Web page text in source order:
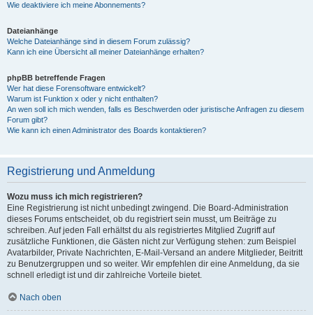
Wie deaktiviere ich meine Abonnements?
Dateianhänge
Welche Dateianhänge sind in diesem Forum zulässig?
Kann ich eine Übersicht all meiner Dateianhänge erhalten?
phpBB betreffende Fragen
Wer hat diese Forensoftware entwickelt?
Warum ist Funktion x oder y nicht enthalten?
An wen soll ich mich wenden, falls es Beschwerden oder juristische Anfragen zu diesem
Forum gibt?
Wie kann ich einen Administrator des Boards kontaktieren?
Registrierung und Anmeldung
Wozu muss ich mich registrieren?
Eine Registrierung ist nicht unbedingt zwingend. Die Board-Administration
dieses Forums entscheidet, ob du registriert sein musst, um Beiträge zu
schreiben. Auf jeden Fall erhältst du als registriertes Mitglied Zugriff auf
zusätzliche Funktionen, die Gästen nicht zur Verfügung stehen: zum Beispiel
Avatarbilder, Private Nachrichten, E-Mail-Versand an andere Mitglieder, Beitritt
zu Benutzergruppen und so weiter. Wir empfehlen dir eine Anmeldung, da sie
schnell erledigt ist und dir zahlreiche Vorteile bietet.
Nach oben